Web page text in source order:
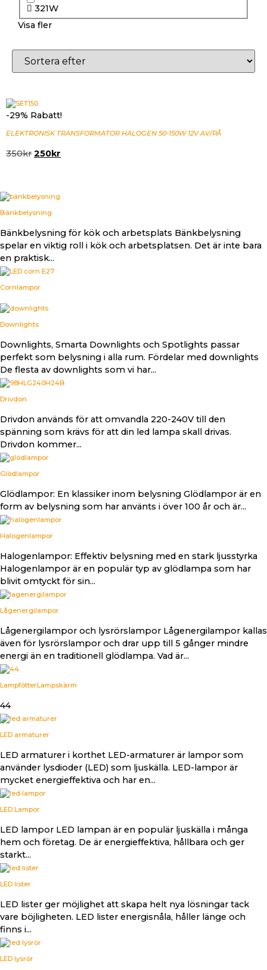
321W
Visa fler
-29% Rabatt!
ELEKTRONISK TRANSFORMATOR HALOGEN 50-150W 12V AV/PÅ
350kr 250kr
Bänkbelysning
Bänkbelysning för kök och arbetsplats Bänkbelysning
spelar en viktig roll i kök och arbetsplatsen. Det är inte bara
en praktisk...
Cornlampor
Downlights
Downlights, Smarta Downlights och Spotlights passar
perfekt som belysning i alla rum. Fördelar med downlights
De flesta av downlights som vi har...
Drivdon
Drivdon används för att omvandla 220-240V till den
spänning som krävs för att din led lampa skall drivas.
Drivdon kommer...
Glödlampor
Glödlampor: En klassiker inom belysning Glödlampor är en
form av belysning som har använts i över 100 år och är...
Halogenlampor
Halogenlampor: Effektiv belysning med en stark ljusstyrka
Halogenlampor är en populär typ av glödlampa som har
blivit omtyckt för sin...
Lågenergilampor
Lågenergilampor och lysrörslampor Lågenergilampor kallas
även för lysrörslampor och drar upp till 5 gånger mindre
energi än en traditionell glödlampa. Vad är...
Lampfötter
44
Lampskärm
LED armaturer
LED armaturer i korthet LED-armaturer är lampor som
använder lysdioder (LED) som ljuskälla. LED-lampor är
mycket energieffektiva och har en...
LED Lampor
LED lampor LED lampan är en populär ljuskälla i många
hem och företag. De är energieffektiva, hållbara och ger
starkt...
LED lister
LED lister ger möjlighet att skapa helt nya lösningar tack
vare böjligheten. LED lister energisnåla, håller länge och
finns i...
LED lysrör